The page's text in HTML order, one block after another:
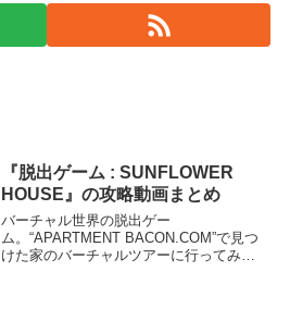
『脱出ゲーム : SUNFLOWER
HOUSE』の攻略動画まとめ
バーチャル世界の脱出ゲー
ム。“APARTMENT BACON.COM”で見つ
けた家のバーチャルツアーに行ってみた